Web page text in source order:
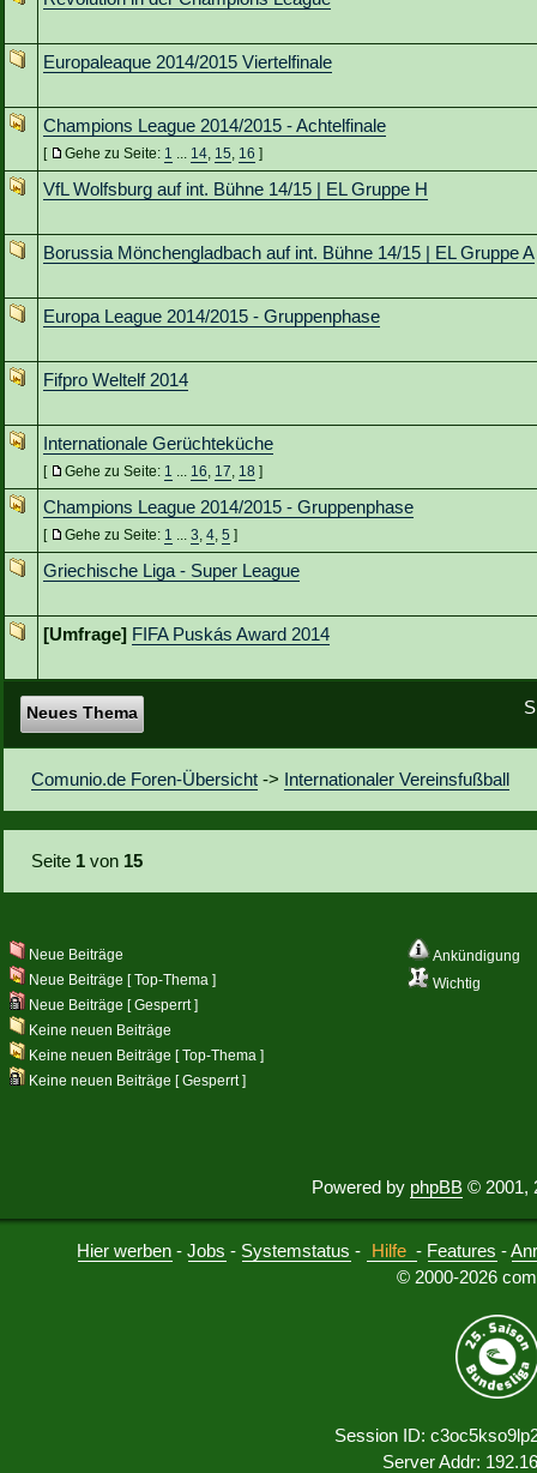
Europaleaque 2014/2015 Viertelfinale
Champions League 2014/2015 - Achtelfinale
[ Gehe zu Seite: 1 ... 14, 15, 16 ]
VfL Wolfsburg auf int. Bühne 14/15 | EL Gruppe H
Borussia Mönchengladbach auf int. Bühne 14/15 | EL Gruppe A
Europa League 2014/2015 - Gruppenphase
Fifpro Weltelf 2014
Internationale Gerüchteküche
[ Gehe zu Seite: 1 ... 16, 17, 18 ]
Champions League 2014/2015 - Gruppenphase
[ Gehe zu Seite: 1 ... 3, 4, 5 ]
Griechische Liga - Super League
[Umfrage] FIFA Puskás Award 2014
Neues Thema
Comunio.de Foren-Übersicht -> Internationaler Vereinsfußball
Seite 1 von 15
Ankündigung
Wichtig
Neue Beiträge
Neue Beiträge [ Top-Thema ]
Neue Beiträge [ Gesperrt ]
Keine neuen Beiträge
Keine neuen Beiträge [ Top-Thema ]
Keine neuen Beiträge [ Gesperrt ]
Powered by phpBB © 2001,
Hier werben -Jobs - Systemstatus - Hilfe - Features -
© 2000-2026
Session ID:
Server Addr: